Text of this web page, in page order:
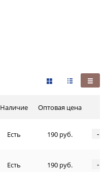
Наличие Оптовая цена
Есть 190 руб. -
Есть 190 руб. -